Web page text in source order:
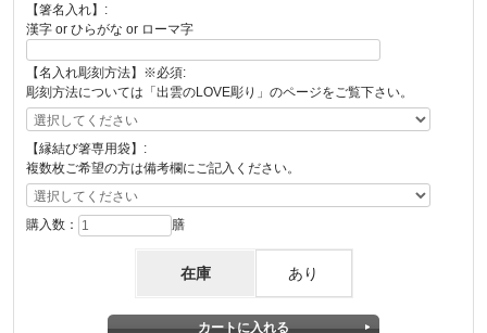
【箸名入れ】:
漢字 or ひらがな or ローマ字
【名入れ彫刻方法】※必須:
彫刻方法については「出雲のLOVE彫り」のページをご覧下さい。
【縁結び箸専用袋】:
複数枚ご希望の方は備考欄にご記入ください。
購入数： 膳
在庫 あり